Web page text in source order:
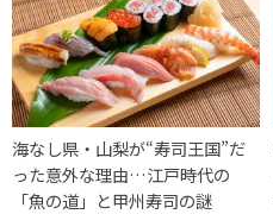
海なし県・山梨が“寿司王国”だ
った意外な理由…江戸時代の
「魚の道」と甲州寿司の謎